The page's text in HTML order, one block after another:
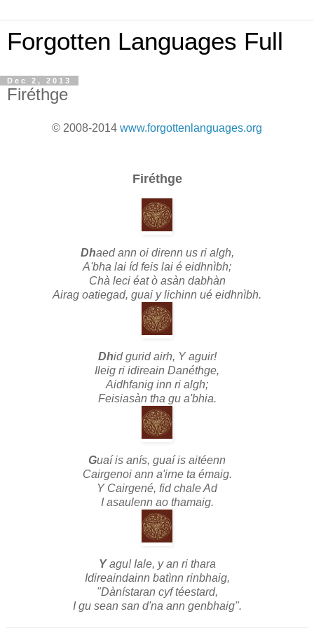
Forgotten Languages Full
Dec 2, 2013
Firéthge
© 2008-2014 www.forgottenlanguages.org
Firéthge
Dhaed ann oi direnn us ri algh,
A'bha lai íd feis lai é eidhnìbh;
Chà leci éat ò asàn dabhàn
Airag oatiegad, guai y lichinn ué eidhnìbh.
Dhid gurid airh, Y aguir!
Ileig ri idireain Danéthge,
Aidhfanig inn ri algh;
Feisiasàn tha gu a'bhia.
Guaí is anís, guaí is aitéenn
Cairgenoi ann a'irne ta émaig.
Y Cairgené, fid chale Ad
I asaulenn ao thamaig.
Yagu! Iale, y an ri thara
Idireaindainn batìnn rinbhaig,
"Dànístaran cyf téestard,
I gu sean san d'na ann genbhaig".